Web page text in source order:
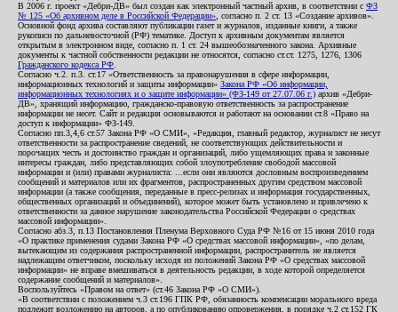
В 2006 г. проект «Дебри-ДВ» был создан как электронный частный архив, в соответствии с ФЗ
№ 125 «Об архивном деле в Российской Федерации» , согласно п. 2 ст. 13 «Создание архивов».
Основной фонд архива составляют публикации газет и журналов, изданные книги, а также
рукописи по дальневосточной (РФ) тематике. Доступ к архивным документам является
открытым в электронном виде, согласно п. 1 ст. 24 вышеобозначенного закона. Архивные
документы к частной собственности редакции не относятся, согласно ст.ст. 1275, 1276, 1306
Гражданского кодекса РФ
Согласно ч.2. п.3. ст.17 «Ответственность за правонарушения в сфере информации,
информационных технологий и защиты информации» Закона РФ «Об информации,
информационных технологиях и о защите информации» (ФЗ-149 от 27.07.06 г.) архив «Дебри-
ДВ», хранящий информацию, гражданско-правовую ответственность за распространение
информации не несет. Сайт и редакция основываются и работают на основании ст.8 «Право на
доступ к информации» ФЗ-149.
Согласно пп.3,4,6 ст.57 Закона РФ «О СМИ», «Редакция, главный редактор, журналист не несут
ответственности за распространение сведений, не соответствующих действительности и
порочащих честь и достоинство граждан и организаций, либо ущемляющих права и законные
интересы граждан, либо представляющих собой злоупотребление свободой массовой
информации и (или) правами журналиста: ...если они являются дословным воспроизведением
сообщений и материалов или их фрагментов, распространенных другим средством массовой
информации (а также сообщения, переданные в пресс-релизах и информация государственных,
общественных организаций и объединений), которое может быть установлено и привлечено к
ответственности за данное нарушение законодательства Российской Федерации о средствах
массовой информации».
Согласно абз.3, п.13 Постановления Пленума Верховного Суда РФ №16 от 15 июня 2010 года
«О практике применения судами Закона РФ «О средствах массовой информации», «по делам,
вытекающим из содержания распространенной информации, распространитель не является
надлежащим ответчиком, поскольку исходя из положений Закона РФ «О средствах массовой
информации» не вправе вмешиваться в деятельность редакции, в ходе которой определяется
содержание сообщений и материалов».
Воспользуйтесь «Правом на ответ» (ст.46 Закона РФ «О СМИ»).
«В соответствии с положением ч.3 ст.196 ГПК РФ, обязанность компенсации морального вреда
подлежит возложению на авторов, а по опубликованию опровержения, в порядке ч.2 ст.152 ГК